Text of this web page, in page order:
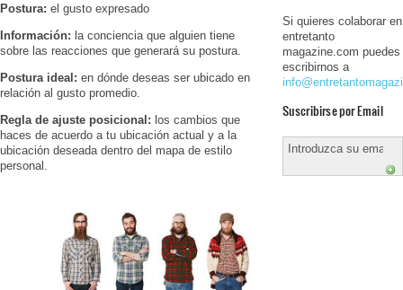
Postura: el gusto expresado
Información: la conciencia que alguien tiene
sobre las reacciones que generará su postura.
Postura ideal: en dónde deseas ser ubicado en
relación al gusto promedio.
Regla de ajuste posicional: los cambios que
haces de acuerdo a tu ubicación actual y a la
ubicación deseada dentro del mapa de estilo
personal.
Si quieres colaborar en
entretanto
magazine.com puedes
escribirnos a
Suscribirse por Email